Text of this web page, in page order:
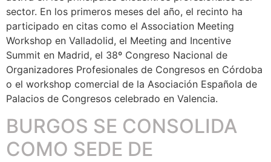
sector. En los primeros meses del año, el recinto ha
participado en citas como el Association Meeting
Workshop en Valladolid, el Meeting and Incentive
Summit en Madrid, el 38º Congreso Nacional de
Organizadores Profesionales de Congresos en Córdoba
o el workshop comercial de la Asociación Española de
Palacios de Congresos celebrado en Valencia.
BURGOS SE CONSOLIDA
COMO SEDE DE